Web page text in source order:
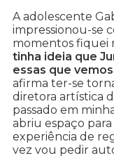
A adolescente
impressionou-se
momentos fiquei
tinha ideia que
essas que
afirma ter-se
diretora artística
passado em
abriu espaço
experiência de
vez vou pedir